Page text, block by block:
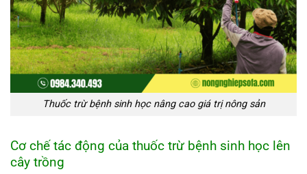
Thuốc trừ bệnh sinh học nâng cao giá trị nông sản
Cơ chế tác động của thuốc trừ bệnh sinh học lên
cây trồng